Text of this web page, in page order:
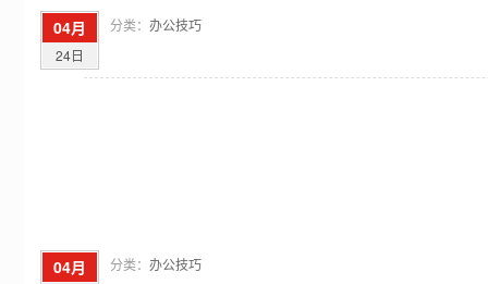
04月
24日
分类： 办公技巧
04月 分类： 办公技巧